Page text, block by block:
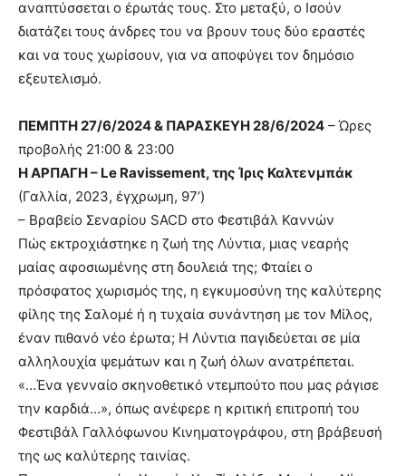
αναπτύσσεται ο έρωτάς τους. Στο μεταξύ, ο Ισούν
διατάζει τους άνδρες του να βρουν τους δύο εραστές
και να τους χωρίσουν, για να αποφύγει τον δημόσιο
εξευτελισμό.
ΠΕΜΠΤΗ 27/6/2024 & ΠΑΡΑΣΚΕΥΗ 28/6/2024 – Ώρες
προβολής 21:00 & 23:00
Η ΑΡΠΑΓΗ – Le Ravissement, της Ίρις Καλτενμπάκ
(Γαλλία, 2023, έγχρωμη, 97’)
– Βραβείο Σεναρίου SACD στο Φεστιβάλ Καννών
Πώς εκτροχιάστηκε η ζωή της Λύντια, μιας νεαρής
μαίας αφοσιωμένης στη δουλειά της; Φταίει ο
πρόσφατος χωρισμός της, η εγκυμοσύνη της καλύτερης
φίλης της Σαλομέ ή η τυχαία συνάντηση με τον Μίλος,
έναν πιθανό νέο έρωτα; Η Λύντια παγιδεύεται σε μία
αλληλουχία ψεμάτων και η ζωή όλων ανατρέπεται.
«…Ένα γενναίο σκηνοθετικό ντεμπούτο που μας ράγισε
την καρδιά…», όπως ανέφερε η κριτική επιτροπή του
Φεστιβάλ Γαλλόφωνου Κινηματογράφου, στη βράβευσή
της ως καλύτερης ταινίας.